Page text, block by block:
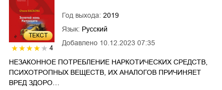
ТЕКСТ
4
Добавлено 10.12.2023 07:35
Год выхода: 2019
Язык: Русский
НЕЗАКОННОЕ ПОТРЕБЛЕНИЕ НАРКОТИЧЕСКИХ СРЕДСТВ,
ПСИХОТРОПНЫХ ВЕЩЕСТВ, ИХ АНАЛОГОВ ПРИЧИНЯЕТ
ВРЕД ЗДОРО…